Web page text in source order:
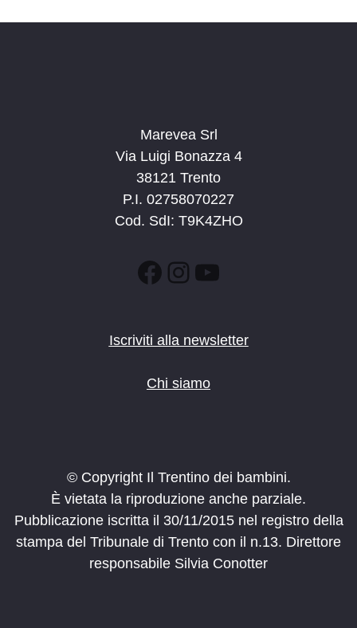
Marevea Srl
Via Luigi Bonazza 4
38121 Trento
P.I. 02758070227
Cod. SdI: T9K4ZHO
Facebook
Instagram
YouTube
Iscriviti alla newsletter
Chi siamo
© Copyright Il Trentino dei bambini.
È vietata la riproduzione anche parziale.
Pubblicazione iscritta il 30/11/2015 nel registro della
stampa del Tribunale di Trento con il n.13. Direttore
responsabile Silvia Conotter